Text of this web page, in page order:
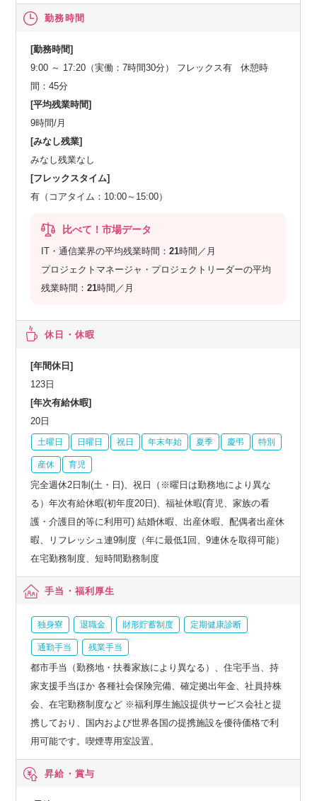
勤務時間
[勤務時間]
9:00 ～ 17:20（実働：7時間30分） フレックス有 休憩時
間：45分
[平均残業時間]
9時間/月
[みなし残業]
みなし残業なし
[フレックスタイム]
有（コアタイム：10:00～15:00）
比べて！市場データ
IT・通信業界の平均残業時間：21時間／月
プロジェクトマネージャ・プロジェクトリーダーの平均
残業時間：21時間／月
休日・休暇
[年間休日]
123日
[年次有給休暇]
20日
土曜日 日曜日 祝日 年末年始 夏季 慶弔 特別
産休 育児
完全週休2日制(土・日)、祝日（※曜日は勤務地により異な
る）年次有給休暇(初年度20日)、福祉休暇(育児、家族の看
護・介護目的等に利用可) 結婚休暇、出産休暇、配偶者出産休
暇、リフレッシュ連9制度（年に最低1回、9連休を取得可能）
在宅勤務制度、短時間勤務制度
手当・福利厚生
独身寮 退職金 財形貯蓄制度 定期健康診断
通勤手当 残業手当
都市手当（勤務地・扶養家族により異なる）、住宅手当、持
家支援手当ほか 各種社会保険完備、確定拠出年金、社員持株
会、在宅勤務制度など ※福利厚生施設提供サービス会社と提
携しており、国内および世界各国の提携施設を優待価格で利
用可能です。喫煙専用室設置。
昇給・賞与